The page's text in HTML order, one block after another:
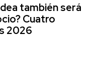
también será
Cuatro
2026